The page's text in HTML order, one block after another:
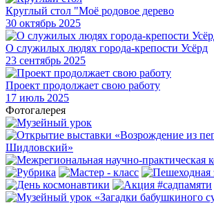
Круглый стол "Моё родовое дерево
30 октябрь 2025
О служилых людях города-крепости Усёрд
23 сентябрь 2025
Проект продолжает свою работу
17 июль 2025
Фотогалерея